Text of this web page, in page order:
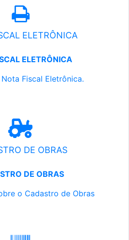
ELETRÔNICA
ELETRÔNICA
Fiscal Eletrônica.
DE OBRAS
DE OBRAS
o Cadastro de Obras